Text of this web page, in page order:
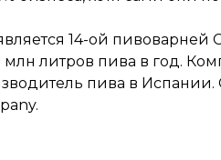
14-ой
млн литров пива в год.
пива в Испании.